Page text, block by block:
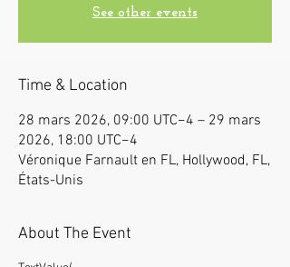
See other events
Time & Location
28 mars 2026, 09:00 UTC−4 – 29 mars
2026, 18:00 UTC−4
Véronique Farnault en FL, Hollywood, FL,
États-Unis
About The Event